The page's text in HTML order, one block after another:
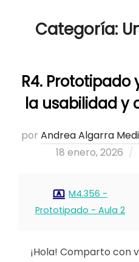
Categoría:
R4.
la usabilidad y
por Andrea Algarra
18 enero, 2026
M4.356 -
Prototipado - Aula 2
¡Hola! Comparto con